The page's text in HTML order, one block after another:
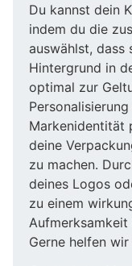
Du kannst dein
indem du die
auswählst, dass
Hintergrund in
optimal zur
Markenidentität
deine
zu machen.
deines Logos
zu einem
Aufmerksamkeit
Gerne helfen